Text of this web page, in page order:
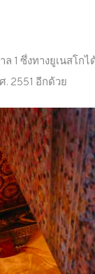
ล 1 ซึ่งทางยูเนสโก
2551 อีกด้วย